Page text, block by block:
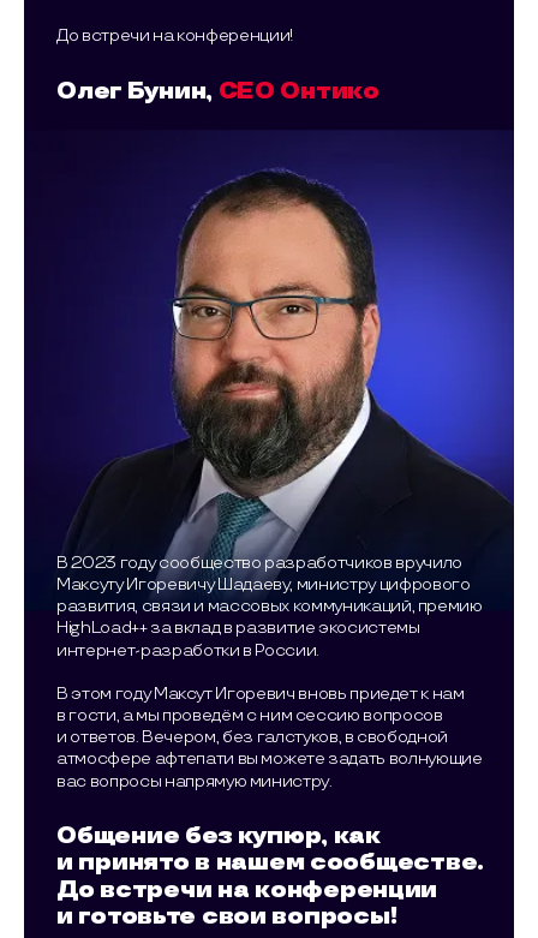
До встречи на конференции!
Олег Бунин, CEO Онтико
В 2023 году сообщество разработчиков вручило
Максуту Игоревичу Шадаеву, министру цифрового
развития, связи и массовых коммуникаций, премию
HighLoad++ за вклад в развитие экосистемы
интернет-разработки в России.
В этом году Максут Игоревич вновь приедет к нам
в гости, а мы проведём с ним сессию вопросов
и ответов. Вечером, без галстуков, в свободной
атмосфере афтепати вы можете задать волнующие
вас вопросы напрямую министру.
Общение без купюр, как
и принято в нашем сообществе.
До встречи на конференции
и готовьте свои вопросы!